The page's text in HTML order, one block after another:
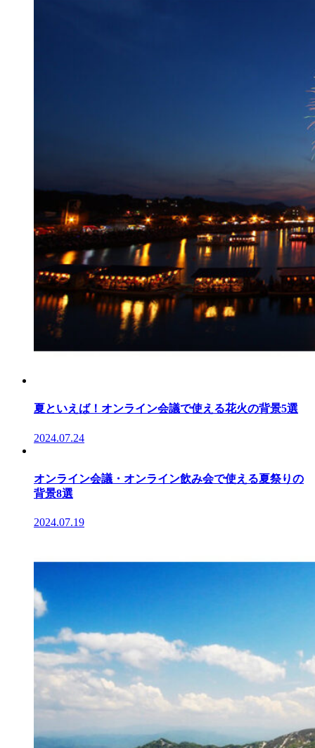
夏といえば！オンライン会議で使える花火の背景5選
2024.07.24
オンライン会議・オンライン飲み会で使える夏祭りの
背景8選
2024.07.19